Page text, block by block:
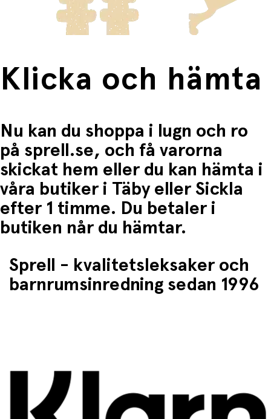
Tillverkad av 100 % återvunnen polyester (både tyg
och fyllning)
Intertek Green Leaf-certifierad och PFAS-fri
Halksäker baksida som håller dynan säkert på plats
Elegant, skräddarsydd design i moderna färger
Mått: B 41 cm x H 2 cm x D 51 cm
Material:
Yttertyg: 100 % R-PET med PU-beläggning
Fyllning: 100 % återvunnen polyester
Rengöring:
Maskintvätt 40 °C
Torktumla på låg värme för bästa bevaring
Innehåll i förpackningen:
Ryggdyna
Sittdyna
Fri frakt när du handlar för mer än 1500:-
Klicka och hämta
Nu kan du shoppa i lugn och ro
på sprell.se, och få varorna
skickat hem eller du kan hämta i
våra butiker i Täby eller Sickla
efter 1 timme. Du betaler i
butiken når du hämtar.
Sprell - kvalitetsleksaker och
barnrumsinredning sedan 1996